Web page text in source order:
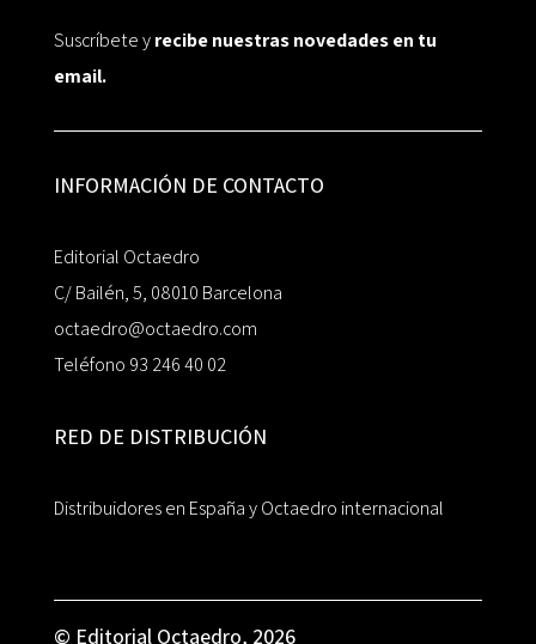
Suscríbete yrecibe nuestras novedades en tu
email.
INFORMACIÓN DE CONTACTO
Editorial Octaedro
C/ Bailén, 5, 08010 Barcelona
octaedro@octaedro.com
Teléfono 93 246 40 02
RED DE DISTRIBUCIÓN
Distribuidores en España y Octaedro internacional
© Editorial Octaedro, 2026